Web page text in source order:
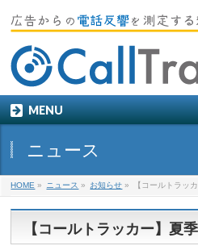
MENU
ニュース
HOME » ニュース » お知らせ » 【コールトラッ
【コールトラッカー】夏